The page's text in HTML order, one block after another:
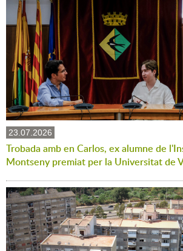
23.07.2026
Trobada amb en Carlos, ex alumne de
Montseny premiat per la Universitat de